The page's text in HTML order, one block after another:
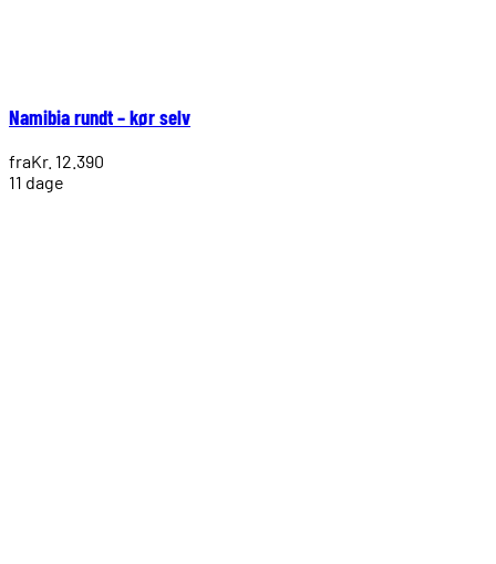
Namibia rundt – kør selv
fraKr. 12.390
11 dage